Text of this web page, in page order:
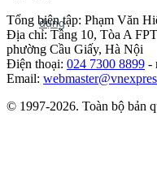
Tổng biên tập: Phạm Văn
Địa chỉ: Tầng 10, Tòa A
phường Cầu Giấy, Hà Nội
Điện thoại: 024 7300 8899 -
Email:
© 1997-2026. Toàn bộ bản